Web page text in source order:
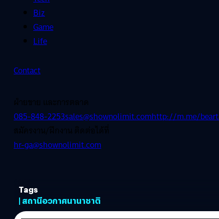
Biz
Game
Life
Contact
ฝ่ายขาย และการตลาด
085-848-2253sales@shownolimit.comhttp://m.me/
สมัครงาน/ฝึกงาน ติดต่อได้ที่
hr-ga@shownolimit.com
Tags
| สถานีอวกาศนานาชาติ